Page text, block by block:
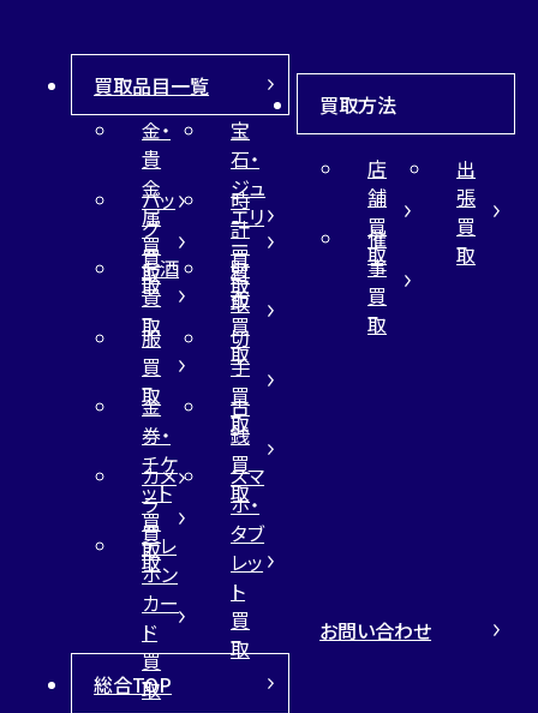
買取品目一覧
金・
貴
金
属
買
取
宝
石・
ジュ
エリ
ー
買
取
バッ
グ
買
取
時
計
買
取
お酒
買
取
財
布
買
取
服
買
取
切
手
買
取
金
券・
チケ
ット
買
取
古
銭
買
取
カメ
ラ
買
取
スマ
ホ・
タブ
レッ
ト
買
取
テレ
ホン
カー
ド
買
取
買取方法
店
舗
買
取
出
張
買
取
催
事
買
取
総合TOP
お問い合わせ